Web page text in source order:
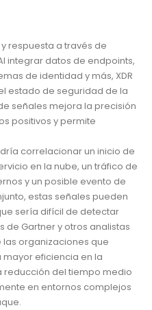
respuesta a través de
integrar datos de endpoints,
de identidad y más, XDR
estado de seguridad de la
señales mejora la precisión
positivos y permite
correlacionar un inicio de
en la nube, un tráfico de
y un posible evento de
estas señales pueden
sería difícil de detectar
de Gartner y otros analistas
organizaciones que
mayor eficiencia en la
reducción del tiempo medio
en entornos complejos